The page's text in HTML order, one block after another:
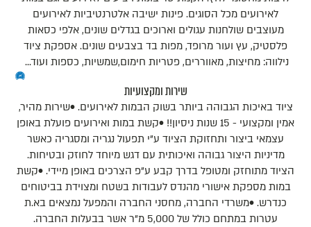
לאירועים מכל הסוגים. פינות ישיבה אלטרנטיביות לאירועים
מעוצבים שולחנות עגולים וארוכים בגדלים שונים, אלפי כסאות
פלסטיק, עץ ועור מרופד, מפות בד בצבעים שונים. אספקת ציוד
נילווה: מחיצות, מאווררים, פטריות חימום,שמשיות, כספות ועוד...
שירות ומקצועיות
ציוד באיכות הגבוהה ביותר בשוק הבמות לאירועים. •שירות מהיר,
אמין ומקצועי - 15 שנות ניסיון!! •קשת במות ואירועים פועלת באופן
עצמאי ביצור ותחזוקת הציוד ע"י תפעול נגריה ומסגריה כאשר
מדיניות היצור גבוהה ואיכותית עם דגש מיוחד לחוזק ובטיחות.
הציוד מתוחזק ומטופל בדרך קבע ע"פ הצרכים באופן מיידי. •קשת
במות מספקת אישורי מהנדס לעבודות בשטח ומצוידת בביטוחים
כנדרש. •משרדי החברה, מחסני החברה והמפעל נמצאים בא.ת
עטרות במתחם כולל של 5,000 מ"ר אשר בבעלות החברה.